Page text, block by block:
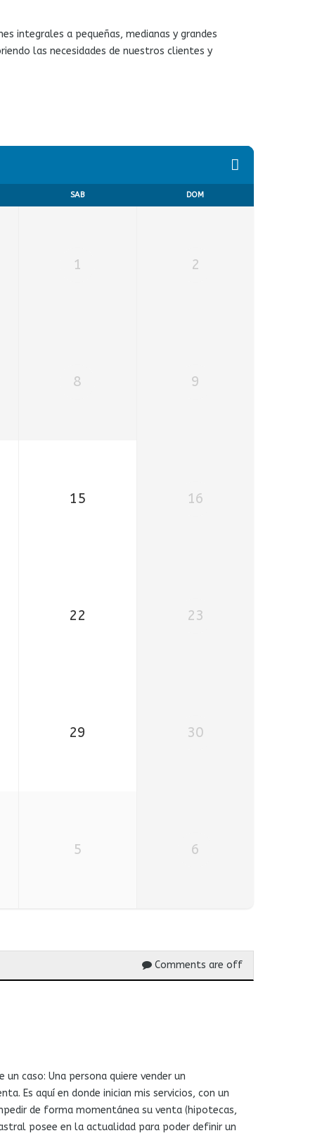
integrales a pequeñas, medianas y grandes
las necesidades de nuestros clientes y
SAB DOM
1 2
8 9
15 16
22 23
29 30
5 6
Comments are off
un caso: Una persona quiere vender un
Es aquí en donde inician mis servicios, con un
de forma momentánea su venta (hipotecas,
posee en la actualidad para poder definir un